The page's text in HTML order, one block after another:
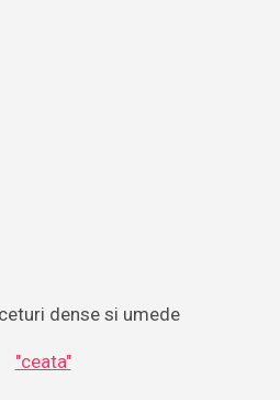
dense si umede